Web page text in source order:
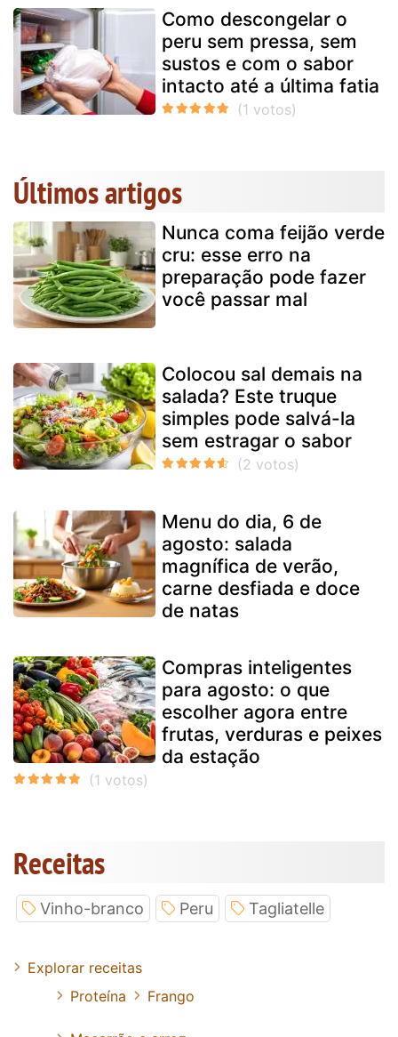
Como descongelar o
peru sem pressa, sem
sustos e com o sabor
intacto até a última fatia
Últimos artigos
Nunca coma feijão verde
cru: esse erro na
preparação pode fazer
você passar mal
Colocou sal demais na
salada? Este truque
simples pode salvá-la
sem estragar o sabor
Menu do dia, 6 de
agosto: salada
magnífica de verão,
carne desfiada e doce
de natas
Compras inteligentes
para agosto: o que
escolher agora entre
frutas, verduras e peixes
da estação
Receitas
Vinho-branco Peru Tagliatelle
Explorar receitas
Proteína
Frango